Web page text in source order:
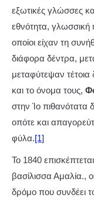
εξωτικές γλώσσες
εθνότητα, γλωσσική
οποίοι είχαν τη
διάφορα δέντρα,
μεταφύτεψαν τέτοια
και το όνομα τους,
στην Ίο πιθανότατα
οπότε και
φύλα.[1]
Το 1840
βασίλισσα Αμαλία.,
δρόμο που συνδέει